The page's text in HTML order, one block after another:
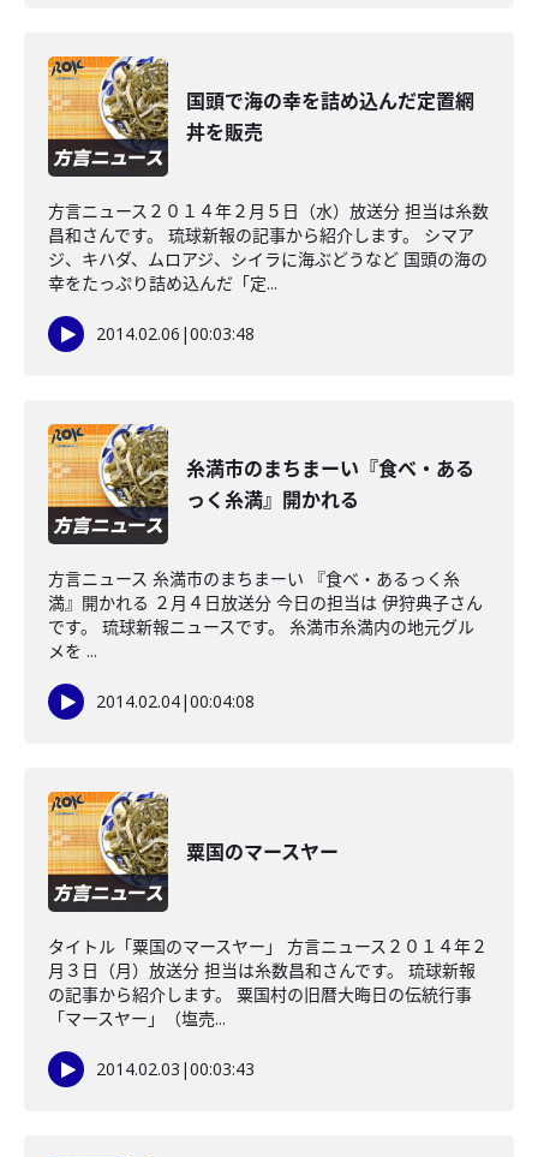
国頭で海の幸を詰め込んだ定置網
丼を販売
方言ニュース２０１４年２月５日（水）放送分 担当は糸数
昌和さんです。 琉球新報の記事から紹介します。 シマア
ジ、キハダ、ムロアジ、シイラに海ぶどうなど 国頭の海の
幸をたっぷり詰め込んだ「定...
2014.02.06 |00:03:48
糸満市のまちまーい『食べ・ある
っく糸満』開かれる
方言ニュース 糸満市のまちまーい 『食べ・あるっく糸
満』開かれる ２月４日放送分 今日の担当は 伊狩典子さん
です。 琉球新報ニュースです。 糸満市糸満内の地元グル
メを ...
2014.02.04|00:04:08
粟国のマースヤー
タイトル「粟国のマースヤー」 方言ニュース２０１４年２
月３日（月）放送分 担当は糸数昌和さんです。 琉球新報
の記事から紹介します。 粟国村の旧暦大晦日の伝統行事
「マースヤー」（塩売...
2014.02.03 |00:03:43